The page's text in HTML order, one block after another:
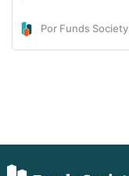
Por Funds Society